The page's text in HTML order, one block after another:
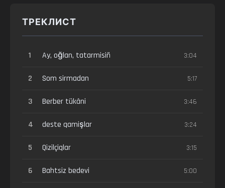
ТРЕКЛИСТ
1 Ay, oğlan, tatarmisiñ 3:04
2 Som sirmadan 5:17
3 Berber tükâni 3:46
4 deste qamişlar 3:24
5 Qizilçiqlar 3:15
6 Bahtsiz bedevi 5:00